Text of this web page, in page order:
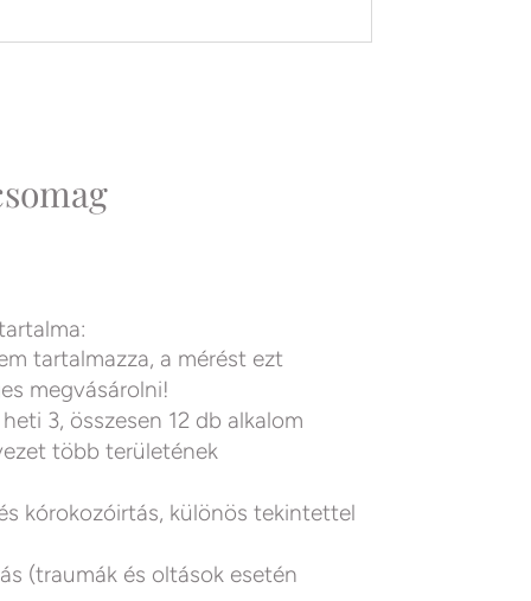
tartalmazza, a mérést ezt
megvásárolni!
3, összesen 12 db alkalom
több területének
kórokozóirtás, különös tekintettel
(traumák és oltások esetén